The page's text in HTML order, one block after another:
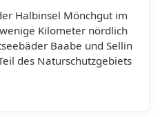
Halbinsel Mönchgut im
Kilometer nördlich
Baabe und Sellin
des Naturschutzgebiets